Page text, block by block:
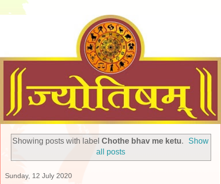
Showing posts with label Chothe bhav me ketu.
Show
all posts
Sunday, 12 July 2020